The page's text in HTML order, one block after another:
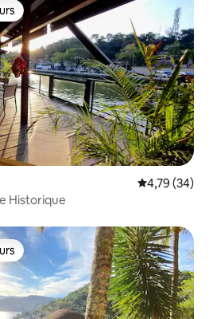
Évaluation
4,79 (34)
Historique